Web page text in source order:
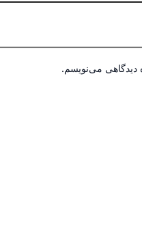
دیدگاهی می‌نویسم.